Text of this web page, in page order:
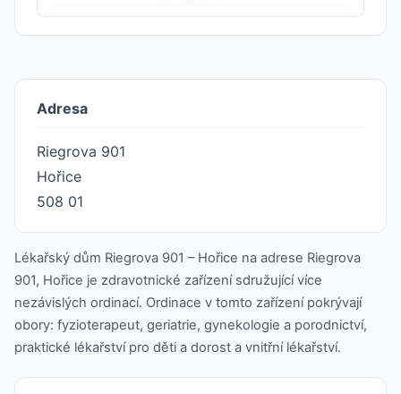
Adresa
Riegrova 901
Hořice
508 01
Lékařský dům Riegrova 901 – Hořice na adrese Riegrova
901, Hořice je zdravotnické zařízení sdružující více
nezávislých ordinací. Ordinace v tomto zařízení pokrývají
obory: fyzioterapeut, geriatrie, gynekologie a porodnictví,
praktické lékařství pro děti a dorost a vnitřní lékařství.